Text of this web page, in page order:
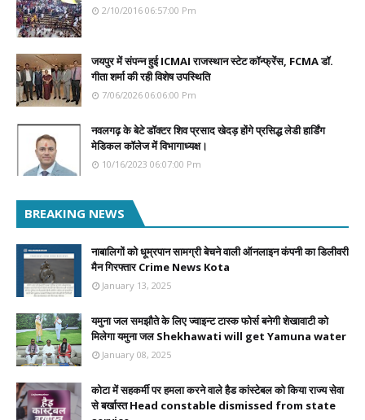
2/10/2016 06:57:00 Pm
जयपुर में संपन्न हुई ICMAI राजस्थान स्टेट कॉन्फ्रेंस, FCMA डॉ.
गीता शर्मा की रही विशेष उपस्थिति
7/06/2026 06:06:00 Pm
नवलगढ़ के बेटे डॉक्टर शिव प्रसाद खेदड़ होंगे प्रसिद्ध लेडी हार्डिंग
मेडिकल कॉलेज में विभागाध्यक्ष।
10/16/2023 06:07:00 Pm
BREAKING NEWS
नाबालिगों को धूम्रपान सामग्री बेचने वाली ऑनलाइन कंपनी का डिलीवरी
मैन गिरफ्तार Crime News Kota
January 13, 2025
यमुना जल समझौते के लिए ज्वाइन्ट टास्क फोर्स बनेगी शेखावाटी को
मिलेगा यमुना जल Shekhawati will get Yamuna water
January 08, 2025
कोटा में सहकर्मी पर हमला करने वाले हैड कांस्टेबल को किया राज्य सेवा
से बर्खास्त Head constable dismissed from state